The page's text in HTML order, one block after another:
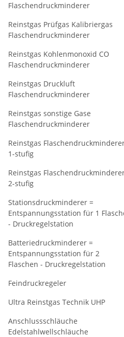
Flaschendruckminderer
Reinstgas Prüfgas Kalibriergas
Flaschendruckminderer
Reinstgas Kohlenmonoxid CO
Flaschendruckminderer
Reinstgas Druckluft
Flaschendruckminderer
Reinstgas sonstige Gase
Flaschendruckminderer
Reinstgas
1-stufig
Reinstgas
2-stufig
Stationsdruckminderer =
Entspannungsstation für 1
- Druckregelstation
Batteriedruckminderer =
Entspannungsstation für 2
Flaschen - Druckregelstation
Feindruckregeler
Ultra Reinstgas Technik UHP
Anschlussschläuche
Edelstahlwellschläuche